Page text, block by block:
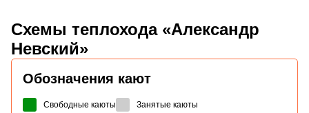
Схемы теплохода «Александр
Невский»
Обозначения кают
Свободные каюты Занятые каюты